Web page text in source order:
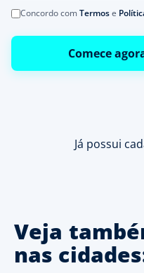
Concordo comTermose
Comece
Já possui
Veja
nas